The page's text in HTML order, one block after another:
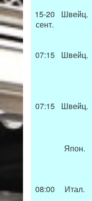
15-20
сент.
Швейц.
07:15 Швейц.
07:15 Швейц.
Япон.
08:00
Итал.